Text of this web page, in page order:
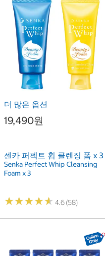
더 많은 옵션
19,490원
센카 퍼펙트 휩 클렌징 폼 x 3
Senka Perfect Whip Cleansing
Foam x 3
★★★★★
★★★★★ 4.6 (58)